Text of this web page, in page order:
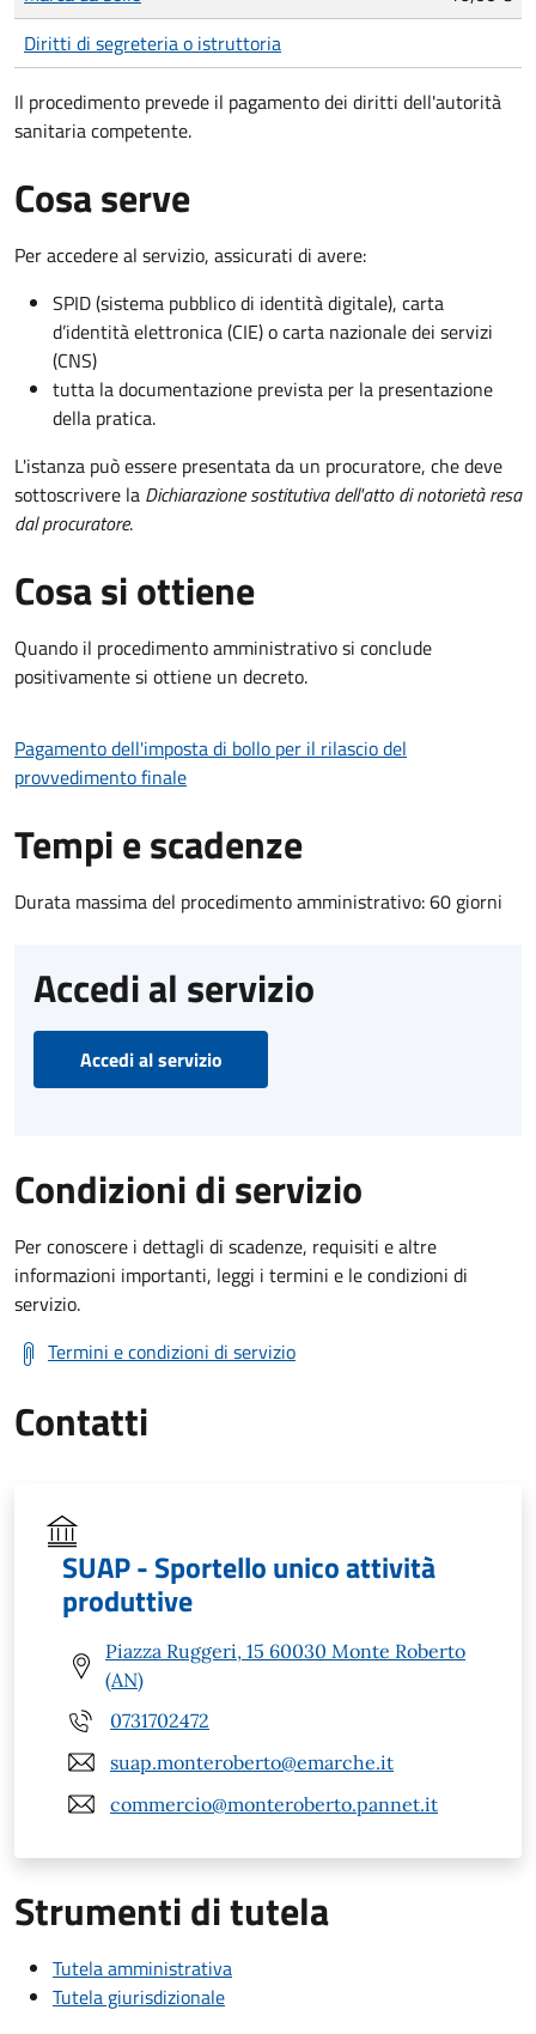
Diritti di segreteria o istruttoria
Il procedimento prevede il pagamento dei diritti dell'autorità
sanitaria competente.
Cosa serve
Per accedere al servizio, assicurati di avere:
SPID (sistema pubblico di identità digitale), carta
d’identità elettronica (CIE) o carta nazionale dei servizi
(CNS)
tutta la documentazione prevista per la presentazione
della pratica.
L'istanza può essere presentata da un procuratore, che deve
sottoscrivere la Dichiarazione sostitutiva dell'atto di notorietà resa
dal procuratore.
Cosa si ottiene
Quando il procedimento amministrativo si conclude
positivamente si ottiene un decreto.
Pagamento dell'imposta di bollo per il rilascio del
provvedimento finale
Tempi e scadenze
Durata massima del procedimento amministrativo: 60 giorni
Accedi al servizio
Accedi al servizio
Condizioni di servizio
Per conoscere i dettagli di scadenze, requisiti e altre
informazioni importanti, leggi i termini e le condizioni di
servizio.
Termini e condizioni di servizio
Contatti
SUAP - Sportello unico attività
produttive
Piazza Ruggeri, 15 60030 Monte Roberto
(AN)
0731702472
suap.monteroberto@emarche.it
commercio@monteroberto.pannet.it
Strumenti di tutela
Tutela amministrativa
Tutela giurisdizionale